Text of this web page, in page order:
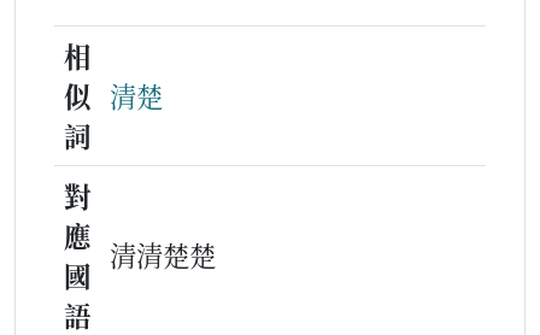
相
似
詞
清楚
對
應
國
語
清清楚楚